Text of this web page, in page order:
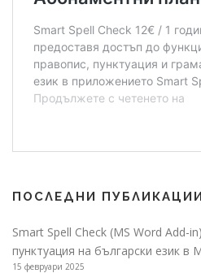
ПОСЛЕДНИ ПУБЛИКАЦИИ
Smart Spell Check (MS Word Add-
пунктуация на български език в
15 февруари 2025